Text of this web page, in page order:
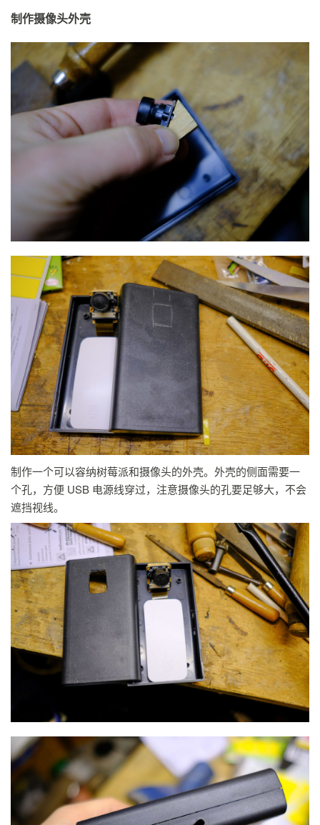
制作摄像头外壳
制作一个可以容纳树莓派和摄像头的外壳。外壳的侧面需要一
个孔，方便 USB 电源线穿过，注意摄像头的孔要足够大，不会
遮挡视线。